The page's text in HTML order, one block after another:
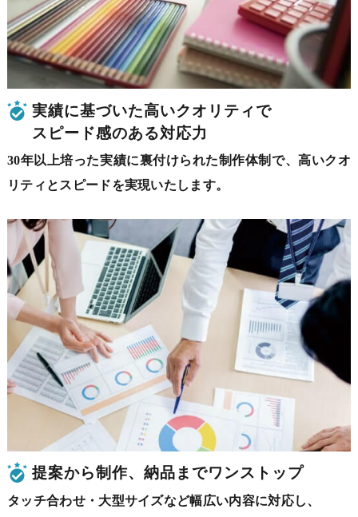
実績に基づいた高いクオリティで
スピード感のある対応力
30年以上培った実績に裏付けられた制作体制で、高いクオ
リティとスピードを実現いたします。
提案から制作、納品までワンストップ
タッチ合わせ・大型サイズなど幅広い内容に対応し、